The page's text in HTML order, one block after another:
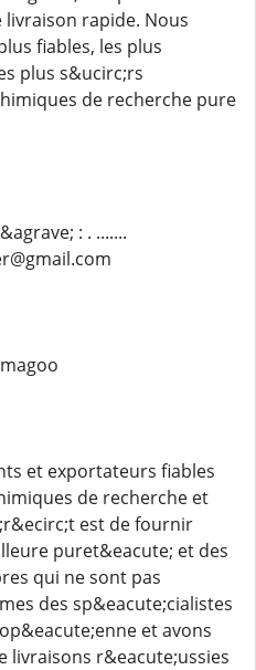
rapide. Nous
fiables, les plus
plus s&ucirc;rs
de recherche pure
: . .......
et exportateurs fiables
de recherche et
est de fournir
puret&eacute; et des
qui ne sont pas
des sp&eacute;cialistes
et avons
livraisons r&eacute;ussies